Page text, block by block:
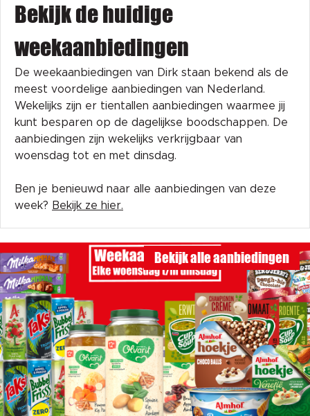
Bekijk de huidige
weekaanbiedingen
De weekaanbiedingen van Dirk staan bekend als de
meest voordelige aanbiedingen van Nederland.
Wekelijks zijn er tientallen aanbiedingen waarmee jij
kunt besparen op de dagelijkse boodschappen. De
aanbiedingen zijn wekelijks verkrijgbaar van
woensdag tot en met dinsdag.
Ben je benieuwd naar alle aanbiedingen van deze
week? Bekijk ze hier.
Bekijk alle aanbiedingen